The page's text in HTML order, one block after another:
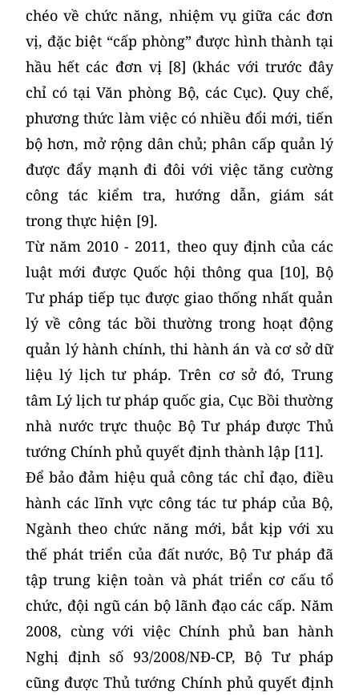
chéo về chức năng, nhiệm vụ giữa các đơn
vị, đặc biệt “cấp phòng” được hình thành tại
hầu hết các đơn vị [8] (khác với trước đây
chỉ có tại Văn phòng Bộ, các Cục). Quy chế,
phương thức làm việc có nhiều đổi mới, tiến
bộ hơn, mở rộng dân chủ; phân cấp quản lý
được đẩy mạnh đi đôi với việc tăng cường
công tác kiểm tra, hướng dẫn, giám sát
trong thực hiện [9].
Từ năm 2010 - 2011, theo quy định của các
luật mới được Quốc hội thông qua [10], Bộ
Tư pháp tiếp tục được giao thống nhất quản
lý về công tác bồi thường trong hoạt động
quản lý hành chính, thi hành án và cơ sở dữ
liệu lý lịch tư pháp. Trên cơ sở đó, Trung
tâm Lý lịch tư pháp quốc gia, Cục Bồi thường
nhà nước trực thuộc Bộ Tư pháp được Thủ
tướng Chính phủ quyết định thành lập [11].
Để bảo đảm hiệu quả công tác chỉ đạo, điều
hành các lĩnh vực công tác tư pháp của Bộ,
Ngành theo chức năng mới, bắt kịp với xu
thế phát triển của đất nước, Bộ Tư pháp đã
tập trung kiện toàn và phát triển cơ cấu tổ
chức, đội ngũ cán bộ lãnh đạo các cấp. Năm
2008, cùng với việc Chính phủ ban hành
Nghị định số 93/2008/NĐ-CP, Bộ Tư pháp
cũng được Thủ tướng Chính phủ quyết định